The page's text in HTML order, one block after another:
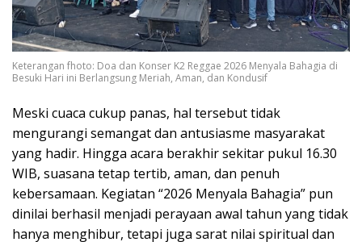
Keterangan fhoto: Doa dan Konser K2 Reggae 2026 Menyala Bahagia di
Besuki Hari ini Berlangsung Meriah, Aman, dan Kondusif
Meski cuaca cukup panas, hal tersebut tidak
mengurangi semangat dan antusiasme masyarakat
yang hadir. Hingga acara berakhir sekitar pukul 16.30
WIB, suasana tetap tertib, aman, dan penuh
kebersamaan. Kegiatan “2026 Menyala Bahagia” pun
dinilai berhasil menjadi perayaan awal tahun yang tidak
hanya menghibur, tetapi juga sarat nilai spiritual dan